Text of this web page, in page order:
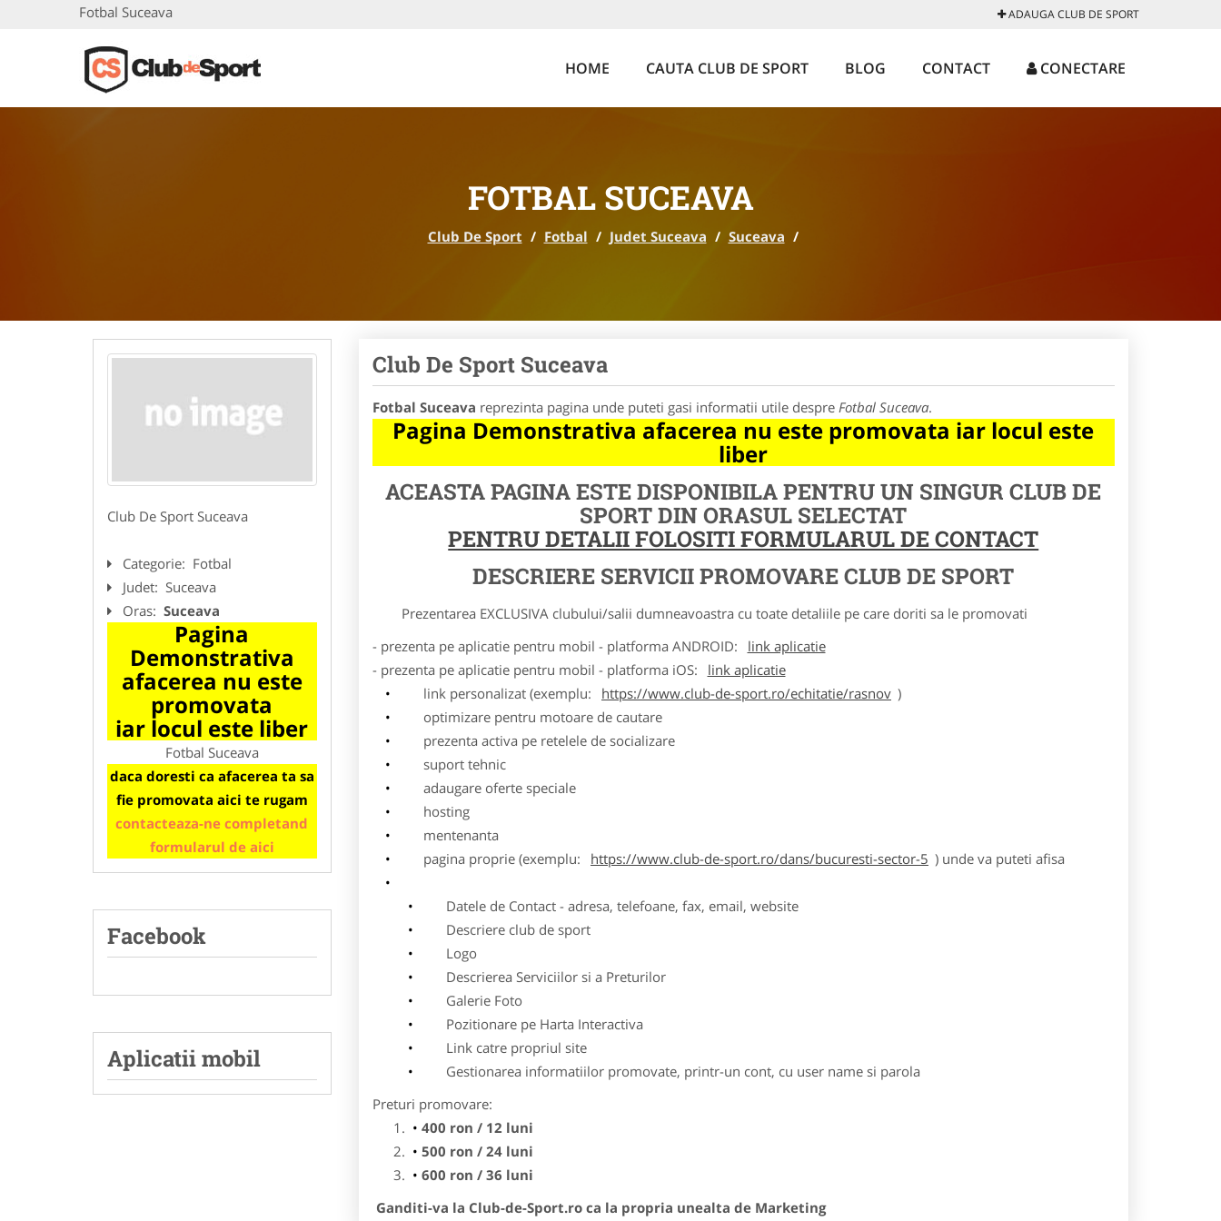
Fotbal Suceava ADAUGA CLUB DE SPORT
HOME CAUTA CLUB DE SPORT BLOG CONTACT CONECTARE
FOTBAL SUCEAVA
Club De Sport / Fotbal / Judet Suceava / Suceava /
Club De Sport Suceava
Categorie: Fotbal
Judet: Suceava
Oras: Suceava
Pagina
Demonstrativa
afacerea nu este
promovata
iar locul este liber
Fotbal Suceava
daca doresti ca afacerea ta sa
fie promovata aici te rugam
contacteaza-ne completand
formularul de aici
Facebook
Aplicatii mobil
Club De Sport Suceava
Fotbal Suceava reprezinta pagina unde puteti gasi informatii utile despre Fotbal Suceava.
Pagina Demonstrativa afacerea nu este promovata iar locul este
liber
ACEASTA PAGINA ESTE DISPONIBILA PENTRU UN SINGUR CLUB DE
SPORT DIN ORASUL SELECTAT
PENTRU DETALII FOLOSITI FORMULARUL DE CONTACT
DESCRIERE SERVICII PROMOVARE CLUB DE SPORT
Prezentarea EXCLUSIVA clubului/salii dumneavoastra cu toate detaliile pe care doriti sa le promovati
- prezenta pe aplicatie pentru mobil - platforma ANDROID:
link aplicatie
- prezenta pe aplicatie pentru mobil - platforma iOS:
link aplicatie
link personalizat (exemplu:
https://www.club-de-sport.ro/echitatie/rasnov )
optimizare pentru motoare de cautare
prezenta activa pe retelele de socializare
suport tehnic
adaugare oferte speciale
hosting
mentenanta
pagina proprie (exemplu:
https://www.club-de-sport.ro/dans/bucuresti-sector-5 ) unde va puteti afisa
Datele de Contact - adresa, telefoane, fax, email, website
Descriere club de sport
Logo
Descrierea Serviciilor si a Preturilor
Galerie Foto
Pozitionare pe Harta Interactiva
Link catre propriul site
Gestionarea informatiilor promovate, printr-un cont, cu user name si parola
Preturi promovare:
400 ron / 12 luni
500 ron / 24 luni
600 ron / 36 luni
Ganditi-va la Club-de-Sport.ro ca la propria unealta de Marketing